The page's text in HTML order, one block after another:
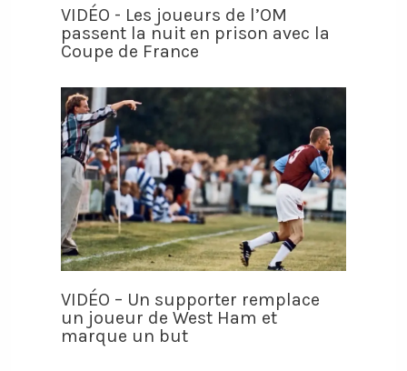
VIDÉO - Les joueurs de l’OM
passent la nuit en prison avec la
Coupe de France
VIDÉO – Un supporter remplace
un joueur de West Ham et
marque un but